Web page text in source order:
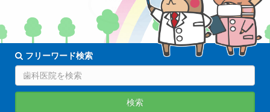
登録中!
フリーワード検索
検索